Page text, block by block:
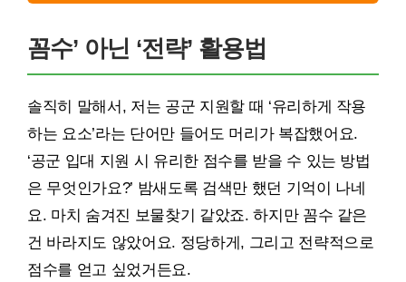
꼼수’ 아닌 ‘전략’ 활용법
솔직히 말해서, 저는 공군 지원할 때 ‘유리하게 작용
하는 요소’라는 단어만 들어도 머리가 복잡했어요.
‘공군 입대 지원 시 유리한 점수를 받을 수 있는 방법
은 무엇인가요?’ 밤새도록 검색만 했던 기억이 나네
요. 마치 숨겨진 보물찾기 같았죠. 하지만 꼼수 같은
건 바라지도 않았어요. 정당하게, 그리고 전략적으로
점수를 얻고 싶었거든요.